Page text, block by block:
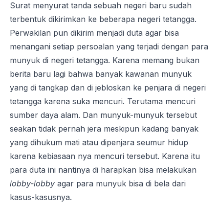
Surat menyurat tanda sebuah negeri baru sudah
terbentuk dikirimkan ke beberapa negeri tetangga.
Perwakilan pun dikirim menjadi duta agar bisa
menangani setiap persoalan yang terjadi dengan para
munyuk di negeri tetangga. Karena memang bukan
berita baru lagi bahwa banyak kawanan munyuk
yang di tangkap dan di jebloskan ke penjara di negeri
tetangga karena suka mencuri. Terutama mencuri
sumber daya alam. Dan munyuk-munyuk tersebut
seakan tidak pernah jera meskipun kadang banyak
yang dihukum mati atau dipenjara seumur hidup
karena kebiasaan nya mencuri tersebut. Karena itu
para duta ini nantinya di harapkan bisa melakukan
lobby-lobby agar para munyuk bisa di bela dari
kasus-kasusnya.